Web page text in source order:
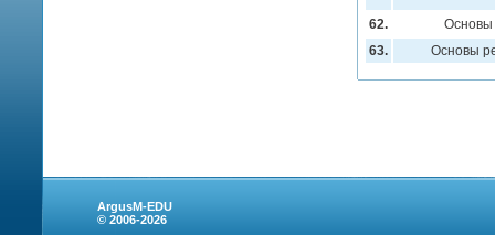
62.
Основы
63.
Основы
ArgusM-EDU
© 2006-2026